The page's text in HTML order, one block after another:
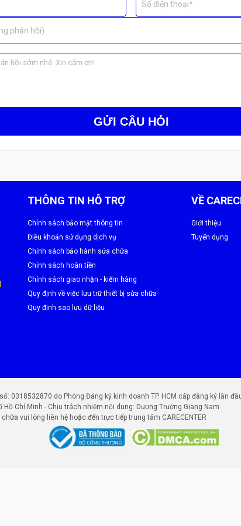
Galaxy S24 Ultra , không phát sinh chi phí ẩn.
Số điện thoại*
phản hồi)
GỬI CÂU HỎI
THÔNG TIN HỖ TRỢ
Chính sách bảo mật thông tin
Điều khoản sử dụng dịch vụ
Chính sách bảo hành sửa chữa
Chính sách hoàn tiền
Chính sách giao nhận - kiểm hàng
Quy định về việc lưu trữ thiết bị sửa chữa
Quy định sao lưu dữ liệu
VỀ
Giới thiệu
Tuyển dụng
số: 0318532870 do Phòng Đăng ký kinh doanh TP. HCM cấp đăng ký
Chí Minh - Chịu trách nhiệm nội dung: Dương Trường Giang Nam
vui lòng liên hệ hoặc đến trực tiếp trung tâm CARECENTER